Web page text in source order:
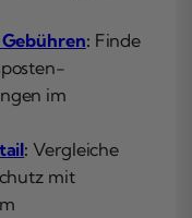
: Finde
im
: Vergleiche
mit